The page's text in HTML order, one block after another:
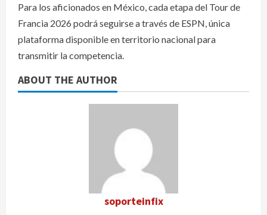
Para los aficionados en México, cada etapa del Tour de
Francia 2026 podrá seguirse a través de ESPN, única
plataforma disponible en territorio nacional para
transmitir la competencia.
ABOUT THE AUTHOR
soporteinfix